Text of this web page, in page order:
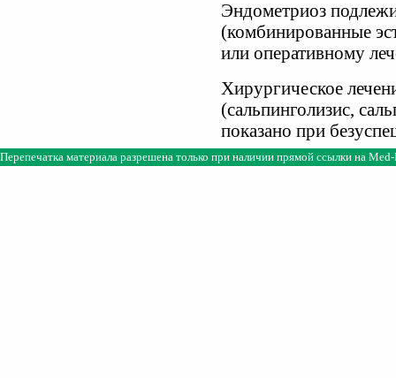
Эндометриоз
(комбинированные
или оперативному
Хирургическое
(сальпинголизис,
показано при
Перепечатка материала разрешена только при наличии прямой ссылки на